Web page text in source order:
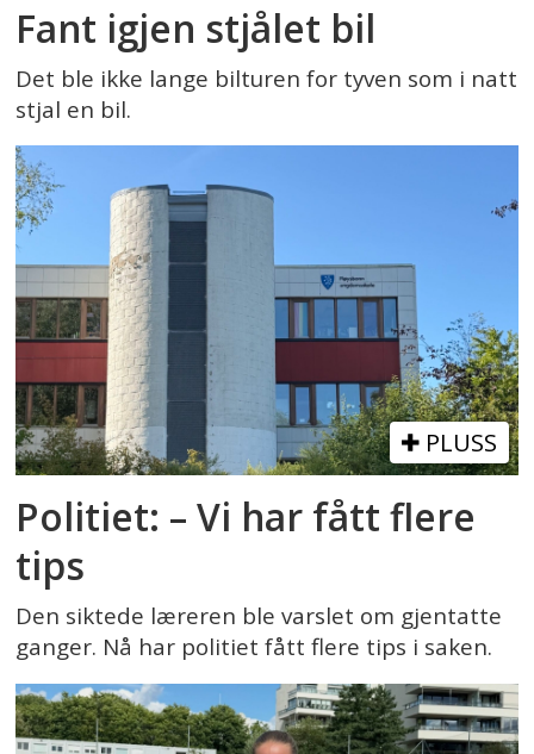
Fant igjen stjålet bil
Det ble ikke lange bilturen for tyven som i natt
stjal en bil.
PLUSS
Politiet: – Vi har fått flere
tips
Den siktede læreren ble varslet om gjentatte
ganger. Nå har politiet fått flere tips i saken.